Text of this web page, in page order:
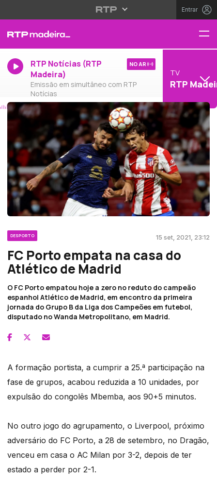
Entrar
RTP Notícias (RTP
Madeira)
Emissão em simultâneo com RTP
Notícias
NO AR
TV
RTP
DESPORTO 15 set, 2021, 23:12
FC Porto empata na casa do
Atlético de Madrid
O FC Porto empatou hoje a zero no reduto do campeão
espanhol Atlético de Madrid, em encontro da primeira
jornada do Grupo B da Liga dos Campeões em futebol,
disputado no Wanda Metropolitano, em Madrid.
A formação portista, a cumprir a 25.ª participação na
fase de grupos, acabou reduzida a 10 unidades, por
expulsão do congolês Mbemba, aos 90+5 minutos.
No outro jogo do agrupamento, o Liverpool, próximo
adversário do FC Porto, a 28 de setembro, no Dragão,
venceu em casa o AC Milan por 3-2, depois de ter
estado a perder por 2-1.